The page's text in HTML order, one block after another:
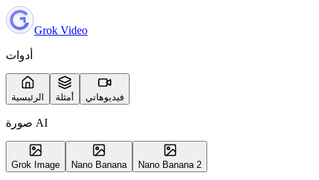
Grok Video
أدوات
الرئيسية أمثلة فيديوهاتي
صورة AI
Grok Image Nano Banana Nano Banana 2